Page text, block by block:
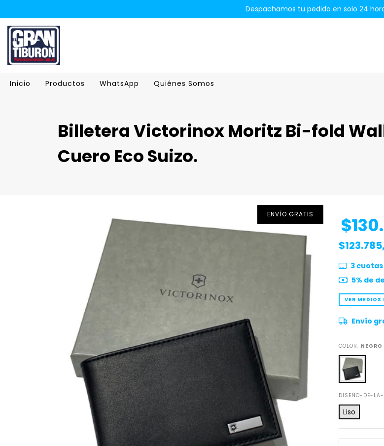
Despachamos tu pedido en solo 24
Inicio Productos WhatsApp Quiénes Somos
Billetera Victorinox Moritz Bi-fold
Cuero Eco Suizo.
ENVÍO GRATIS
3cuotas
5% de
VER MEDIOS
Envío
COLOR: NEGRO
DISEÑO-DE-LA-
Liso